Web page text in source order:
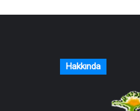
Hakkında